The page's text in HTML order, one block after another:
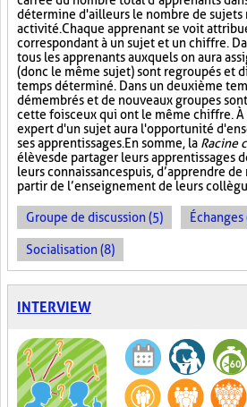
détermine d'ailleurs le nombre de sujets
activité. Chaque apprenant se voit
correspondant à un sujet et un chiffre.
tous les apprenants auxquels on aura
(donc le même sujet) sont regroupés et
temps déterminé. Dans un deuxième
démembrés et de nouveaux groupes
cette fois ceux qui ont le même chiffre. À
expert d'un sujet aura l'opportunité
ses apprentissages. En somme, la Racine
élèves de partager leurs apprentissages
leurs connaissances puis, d’apprendre
partir de l’enseignement de leurs
Groupe de discussion (5) Échanges
Socialisation (8)
INTERVIEW